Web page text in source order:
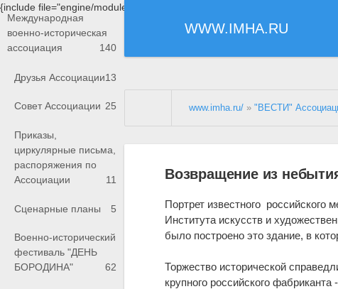
{include file="engine/modules/saperu/head.php"}
WWW.IMHA.RU
Международная
военно-историческая
ассоциация
140
Друзья Ассоциации13
Совет Ассоциации 25
Приказы,
циркулярные письма,
распоряжения по
Ассоциации
11
Сценарные планы 5
Военно-исторический
фестиваль "ДЕНЬ
БОРОДИНА"
62
www.imha.ru/ »"ВЕСТИ"
Возвращение из
Портрет известного
Института искусств и
было построено это здание, в
Торжество исторической
крупного российского